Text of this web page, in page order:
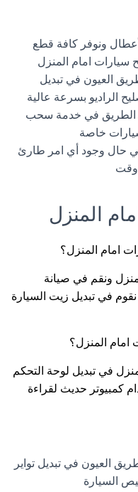
ونوفر كافة قطع
سيارات امام المنزل
العيون في تبديل
الراديو بسرعة عالية
الطريق في خدمة سحب
خاصة
حال وجود أي امر طارئ
وقت
المنزل
امام المنزل؟
ونقم في صيانة
في تبديل زيت السيارة
امام المنزل؟
في تبديل لوحة التحكم
كمبيوتر حديث لقراءة
العيون في تبديل تواير
السيارة